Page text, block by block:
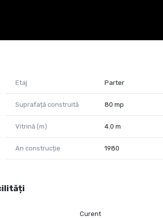
Etaj Parter
Suprafață construită 80 mp
Vitrină (m) 4.0 m
An construcție 1980
Curent